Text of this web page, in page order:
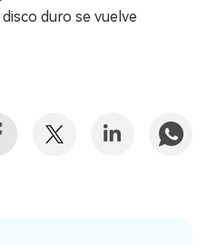
duro se vuelve